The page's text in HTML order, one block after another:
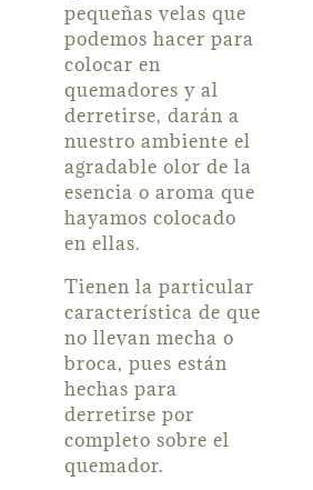
pequeñas velas que
podemos hacer para
colocar en
quemadores y al
derretirse, darán a
nuestro ambiente el
agradable olor de la
esencia o aroma que
hayamos colocado
en ellas.
Tienen la particular
característica de que
no llevan mecha o
broca, pues están
hechas para
derretirse por
completo sobre el
quemador.